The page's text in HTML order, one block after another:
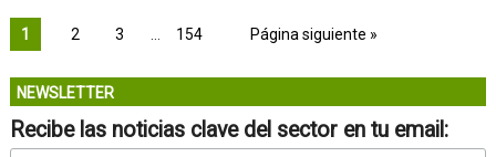
1 2 3 154 Página siguiente »
NEWSLETTER
Recibe las noticias clave del sector en tu email: